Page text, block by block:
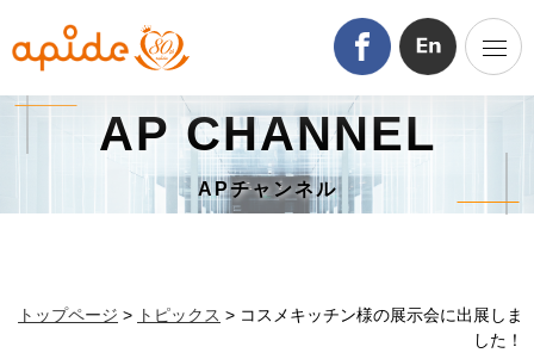
AP CHANNEL
APチャンネル
トップページ > トピックス > コスメキッチン様の展示会に出展しま
した！